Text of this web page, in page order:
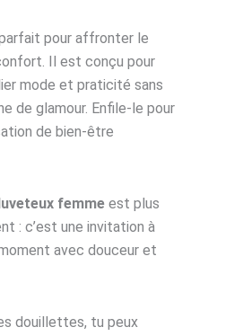
pour affronter le
Il est conçu pour
mode et praticité sans
de glamour. Enfile-le pour
de bien-être
femme est plus
: c’est une invitation à
avec douceur et
douillettes, tu peux